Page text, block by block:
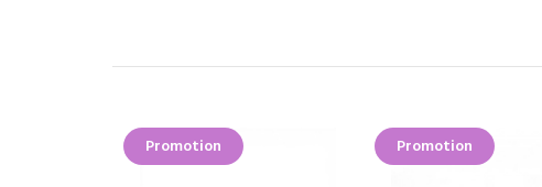
Promotion Promotion